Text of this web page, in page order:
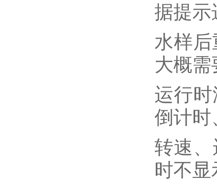
据提示
水样
大概需
运行
倒计时
转速
时不